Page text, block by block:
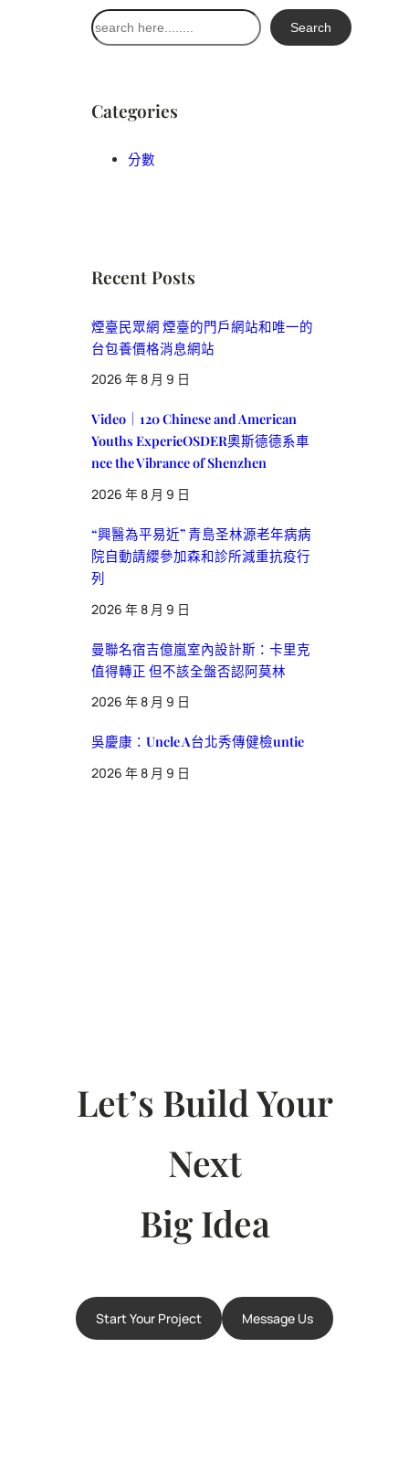
搜
尋
Search
Categories
分數
Recent Posts
煙臺民眾網 煙臺的門戶網站和唯一的
台包養價格消息網站
2026 年 8 月 9 日
Video｜120 Chinese and American
Youths ExperieOSDER奧斯德德系車
nce the Vibrance of Shenzhen
2026 年 8 月 9 日
“興醫為平易近” 青島圣林源老年病病
院自動請纓參加森和診所減重抗疫行
列
2026 年 8 月 9 日
曼聯名宿吉億嵐室內設計斯：卡里克
值得轉正 但不該全盤否認阿莫林
2026 年 8 月 9 日
吳慶康：Uncle A台北秀傳健檢untie
2026 年 8 月 9 日
Let’s Build Your
Next
Big Idea
Start Your Project Message Us